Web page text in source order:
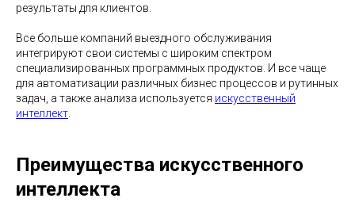
результаты для клиентов.
Все больше компаний выездного обслуживания
интегрируют свои системы с широким спектром
специализированных программных продуктов. И все чаще
для автоматизации различных бизнес процессов и рутинных
задач, а также анализа используется искусственный
интеллект
Преимущества искусственного
интеллекта